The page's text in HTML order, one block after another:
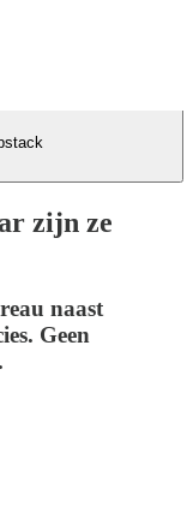
zijn ze
naast
Geen